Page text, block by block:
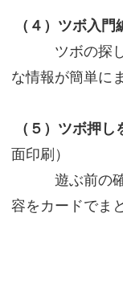
（４）ツボ入門
ツボの探し方
な情報が簡単に
（５）ツボ押し
面印刷）
遊ぶ前の確認
容をカードでま